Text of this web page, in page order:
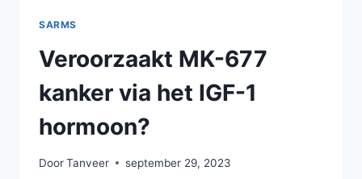
SARMS
Veroorzaakt MK-677
kanker via het IGF-1
hormoon?
DoorTanveer september 29, 2023